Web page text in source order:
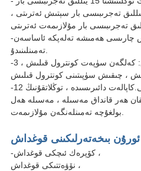
ئەترىتى ، ئوتتۇرىچە 7 يىللىق تەجرىبىسى بار سېتىش ئەترىتى ،
-كۆپلاشتۇرۇلغان ھەل قىلىش چارىسى ھەمىشە تەلەپكە ئاساسەن
تەمىنلىنىدۇ.
-3 قەدەم سۈپەت كونترول قىلىش: كەلگەن سۈپەت كونترول قىلىش ،
-12 ئاي بارلىق مەھسۇلاتلارنىڭ كاپالىتى.كاپالەت دائىرىسىدە ، توڭلاتقۇنىڭ
ھەر قانداق مەسىلە ، مەسىلە ھەل
بولغۇچە تەمىنلەنگەن مۇلازىمەت.
ئورۇن بىخەتەرلىكىنى قوغداش
-كۆپرەك ئىچكى قوغداش ،
نۆۋەتتىكى قوغداش ،